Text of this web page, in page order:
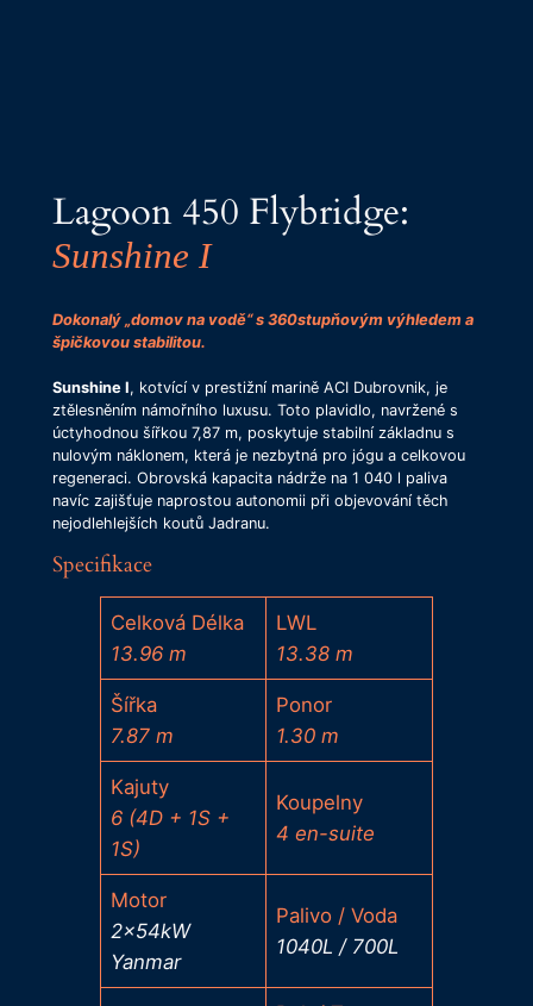
Lagoon 450 Flybridge:
Sunshine I
Dokonalý „domov na vodě“ s 360stupňovým výhledem a
špičkovou stabilitou.
Sunshine I, kotvící v prestižní marině ACI Dubrovnik, je
ztělesněním námořního luxusu. Toto plavidlo, navržené s
úctyhodnou šířkou 7,87 m, poskytuje stabilní základnu s
nulovým náklonem, která je nezbytná pro jógu a celkovou
regeneraci. Obrovská kapacita nádrže na 1 040 l paliva
navíc zajišťuje naprostou autonomii při objevování těch
nejodlehlejších koutů Jadranu.
Specifikace
Celková Délka
13.96 m
LWL
13.38 m
Šířka
7.87 m
Ponor
1.30 m
Kajuty
6 (4D + 1S +
1S)
Koupelny
4 en-suite
Motor
2x54kW
Yanmar
Palivo / Voda
1040L / 700L